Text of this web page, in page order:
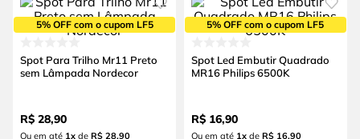
5% OFF com o cupom LF5
Spot Para Trilho Mr11 Preto
sem Lâmpada Nordecor
R$ 28,90
Ou em até 1xde R$ 28,90
5% OFF com o cupom LF5
Spot Led Embutir Quadrado
MR16 Philips 6500K
R$ 16,90
Ou em até 1xde R$ 16,90